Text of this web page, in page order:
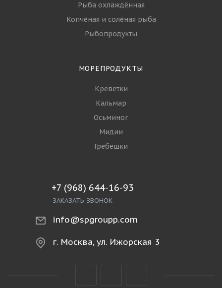
Рыба охлаждённая
Копчёная и солёная рыба
Рыбопродукты
МОРЕПРОДУКТЫ
Креветки
Кальмар
Осьминог
Мидии
Гребешки
+7 (968) 644-16-93
ЗАКАЗАТЬ ЗВОНОК
info@spgroupp.com
г. Москва, ул. Ижорская 3